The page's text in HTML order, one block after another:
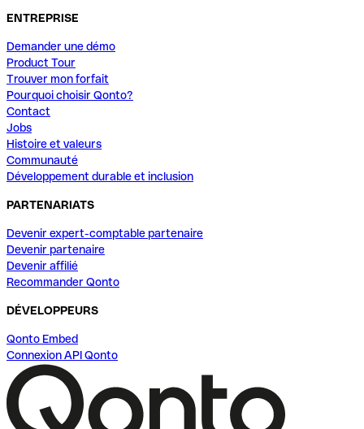
ENTREPRISE
Demander une démo
Product Tour
Trouver mon forfait
Pourquoi choisir Qonto?
Contact
Jobs
Histoire et valeurs
Communauté
Développement durable et inclusion
PARTENARIATS
Devenir expert-comptable partenaire
Devenir partenaire
Devenir affilié
Recommander Qonto
DÉVELOPPEURS
Qonto Embed
Connexion API Qonto